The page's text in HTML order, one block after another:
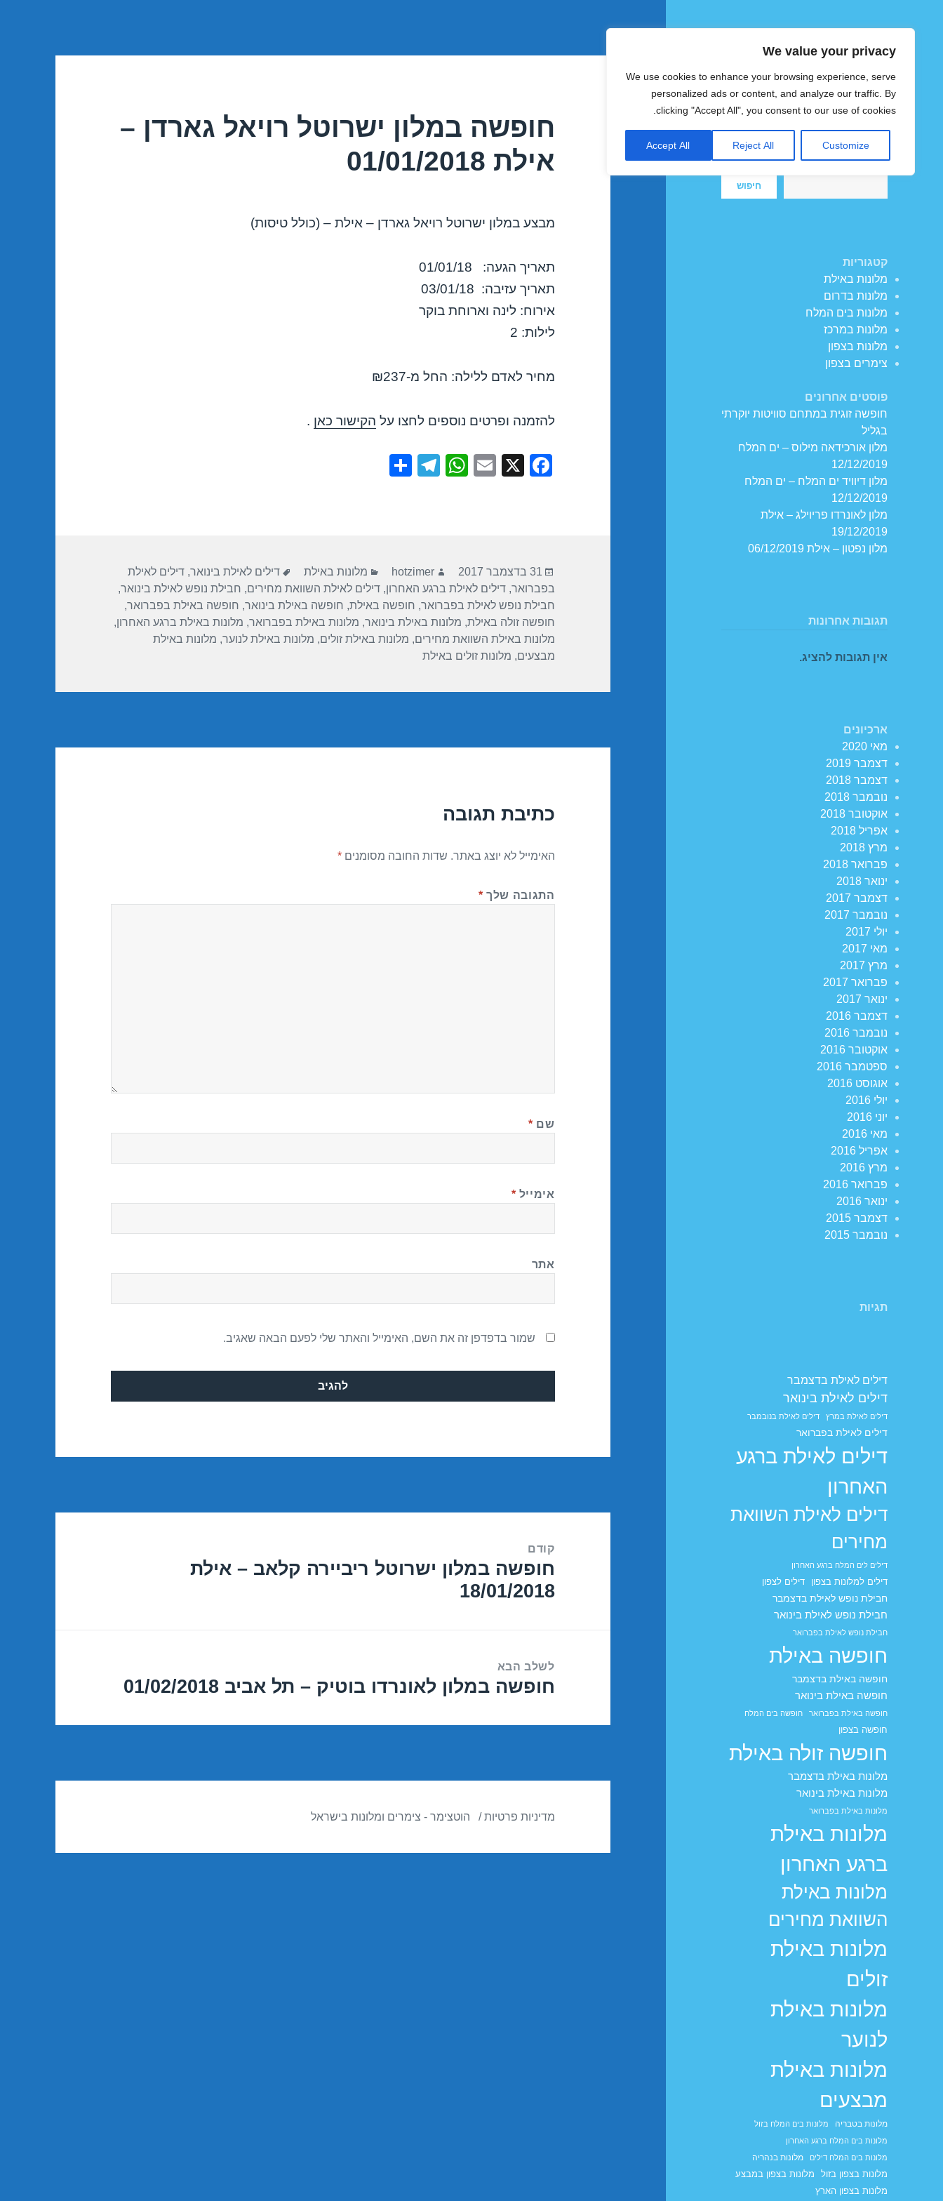
We value your privacy
We use cookies to enhance your browsing experience, serve
personalized ads or content, and analyze our traffic. By
clicking "Accept All", you consent to our use of cookies.
Customize
Reject All
Accept All
צימרים ומלונות זולים בישראל
חיפוש
חיפוש
קטגוריות
מלונות באילת
מלונות בדרום
מלונות בים המלח
מלונות במרכז
מלונות בצפון
צימרים בצפון
פוסטים אחרונים
חופשה זוגית במתחם סוויטות יוקרתי
בגליל
מלון אורכידאה מילוס – ים המלח
12/12/2019
מלון דיוויד ים המלח – ים המלח
12/12/2019
מלון לאונרדו פריוילג – אילת
19/12/2019
מלון נפטון – אילת 06/12/2019
תגובות אחרונות
אין תגובות להציג.
ארכיונים
מאי 2020
דצמבר 2019
דצמבר 2018
נובמבר 2018
אוקטובר 2018
אפריל 2018
מרץ 2018
פברואר 2018
ינואר 2018
דצמבר 2017
נובמבר 2017
יולי 2017
מאי 2017
מרץ 2017
פברואר 2017
ינואר 2017
דצמבר 2016
נובמבר 2016
אוקטובר 2016
ספטמבר 2016
אוגוסט 2016
יולי 2016
יוני 2016
מאי 2016
אפריל 2016
מרץ 2016
פברואר 2016
ינואר 2016
דצמבר 2015
נובמבר 2015
תגיות
דילים לאילת בדצמבר
דילים לאילת בינואר
דילים לאילת במרץ דילים לאילת בנובמבר
דילים לאילת בפברואר
דילים לאילת ברגע
האחרון
דילים לאילת השוואת
מחירים
דילים לים המלח ברגע האחרון
דילים למלונות בצפון דילים לצפון
חבילת נופש לאילת בדצמבר
חבילת נופש לאילת בינואר
חבילת נופש לאילת בפברואר
חופשה באילת
חופשה באילת בדצמבר
חופשה באילת בינואר
חופשה באילת בפברואר חופשה בים המלח
חופשה בצפון
חופשה זולה באילת
מלונות באילת בדצמבר
מלונות באילת בינואר
מלונות באילת בפברואר
מלונות באילת
ברגע האחרון
מלונות באילת
השוואת מחירים
מלונות באילת
זולים
מלונות באילת
לנוער
מלונות באילת
מבצעים
מלונות בטבריה
מלונות בים המלח בזול
מלונות בים המלח ברגע האחרון
מלונות בים המלח דילים
מלונות בנהריה
מלונות בצפון בזול
מלונות בצפון במבצע
מלונות בצפון הארץ
חופשה במלון ישרוטל רויאל גארדן –
אילת 01/01/2018
מבצע במלון ישרוטל רויאל גארדן – אילת – (כולל טיסות)
תאריך הגעה: 01/01/18
תאריך עזיבה: 03/01/18
אירוח: לינה וארוחת בוקר
לילות: 2
מחיר לאדם ללילה: החל מ-₪237
להזמנה ופרטים נוספים לחצו על הקישור כאן .
F
o
o
k
X
E
W
p
p
T
m
פורסם
בתאריך
31 בדצמבר 2017 מחבר
hotzimer קטגוריות
מלונות באילת תגיות
דילים לאילת בינואר,דילים לאילת
בפברואר,דילים לאילת ברגע האחרון,דילים לאילת השוואת מחירים, חבילת נופש לאילת בינואר,
חבילת נופש לאילת בפברואר, חופשה באילת, חופשה באילת בינואר, חופשה באילת בפברואר,
חופשה זולה באילת, מלונות באילת בינואר, מלונות באילת בפברואר, מלונות באילת ברגע האחרון,
מלונות באילת השוואת מחירים, מלונות באילת זולים, מלונות באילת לנוער, מלונות באילת
מבצעים, מלונות זולים באילת
כתיבת תגובה
האימייל לא יוצג באתר. שדות החובה מסומנים*
התגובה שלך *
שם *
אימייל *
אתר
שמור בדפדפן זה את השם, האימייל והאתר שלי לפעם הבאה שאגיב.
קודם
הפוסט
הקודם:
חופשה במלון ישרוטל ריביירה קלאב – אילת
18/01/2018
לשלב הבא
הפוסט
חופשה במלון לאונרדו בוטיק – תל אביב 01/02/2018
מדיניות פרטיות הוטצימר - צימרים ומלונות בישראל